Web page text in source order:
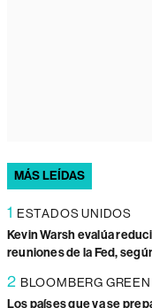
MÁS LEÍDAS
1 ESTADOS UNIDOS
Kevin Warsh evalúa
reuniones de la Fed,
2 BLOOMBERG GREEN
Los países que ya se